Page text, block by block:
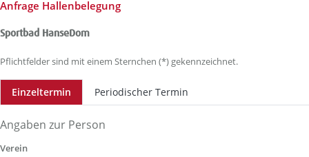
Anfrage Hallenbelegung
Sportbad HanseDom
Pflichtfelder sind mit einem Sternchen (*) gekennzeichnet.
Einzeltermin Periodischer Termin
Angaben zur Person
Verein